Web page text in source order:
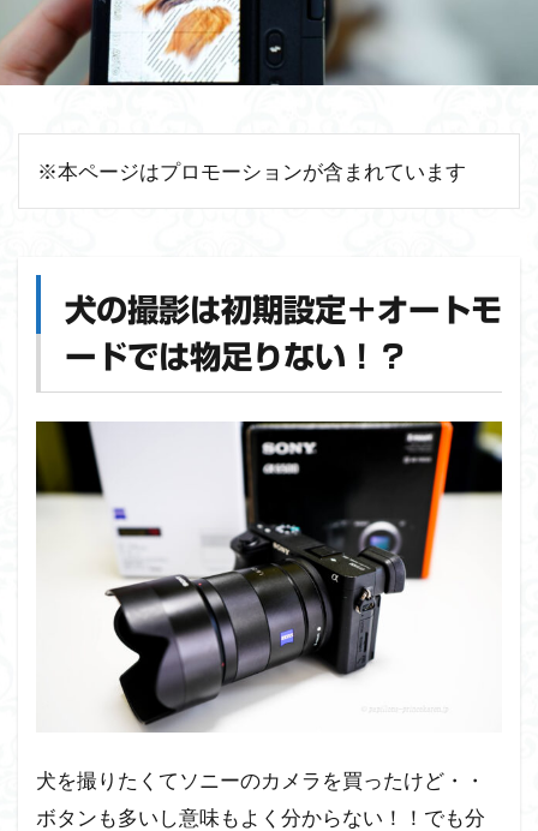
※本ページはプロモーションが含まれています
犬の撮影は初期設定＋オートモ
ードでは物足りない！？
犬を撮りたくてソニーのカメラを買ったけど・・
ボタンも多いし意味もよく分からない！！でも分